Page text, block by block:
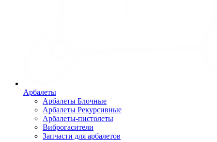
Арбалеты
Арбалеты Блочные
Арбалеты Рекурсивные
Арбалеты-пистолеты
Виброгасители
Запчасти для арбалетов